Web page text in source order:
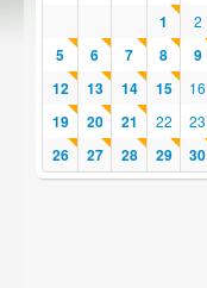
1
2
5
6 7 8 9
12
13 14 15 16
19
20 21 22 23
26 27 28 29 30